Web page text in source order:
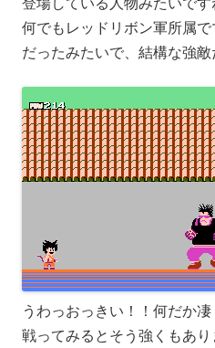
何でもレッドリボン軍所属
だったみたいで、結構な強敵
うわっおっきい！！何だか
戦ってみるとそう強くもあり